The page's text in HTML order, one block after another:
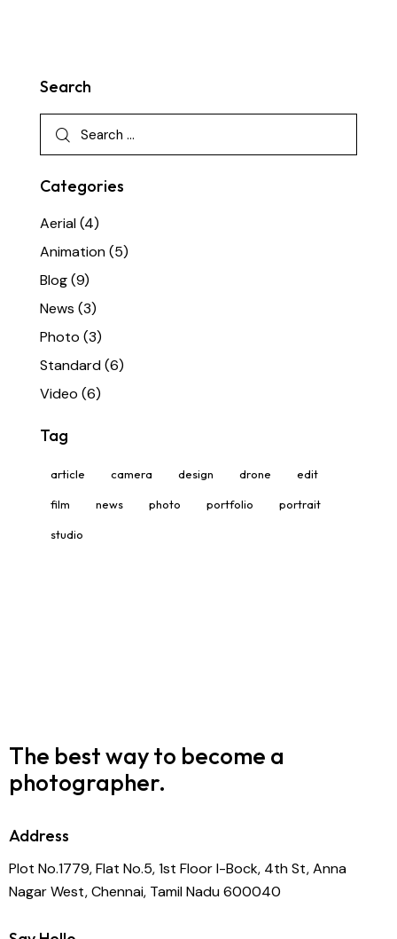
Search
Categories
Aerial(4)
Animation(5)
Blog(9)
News (3)
Photo (3)
Standard(6)
Video (6)
Tag
article camera design drone edit
film news photo portfolio portrait
studio
The best way to become a
photographer.
Address
Plot No.1779, Flat No.5, 1st Floor I-Bock, 4th St, Anna
Nagar West, Chennai, Tamil Nadu 600040